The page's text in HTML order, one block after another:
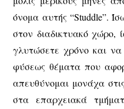
όνομα αυτής “Studdle”.
στον διαδικτυακό χώρο,
γλυτώσετε χρόνο και
φύσεως θέματα που
απευθύνομαι μονάχα
στα επαρχειακά